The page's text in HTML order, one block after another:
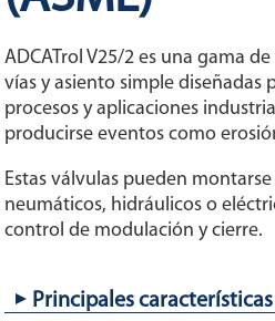
ADCATrol V25/2 es una gama
vías y asiento simple diseñadas
procesos y aplicaciones
producirse eventos como
Estas válvulas pueden
neumáticos, hidráulicos o
control de modulación y cierre.
Principales características